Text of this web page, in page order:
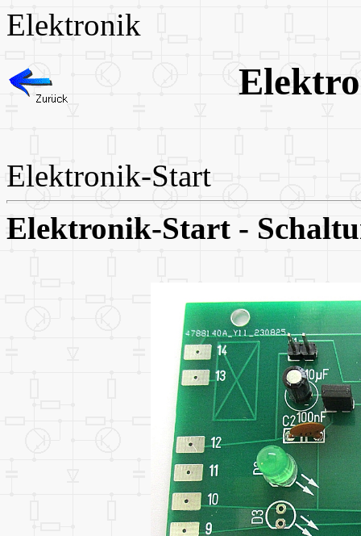
Elektronik
Elektronik-Start
Elektronik-Start -